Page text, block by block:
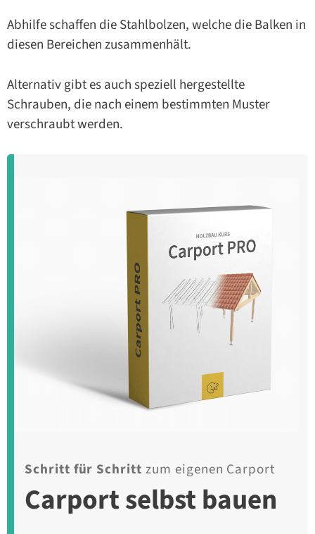
Abhilfe schaffen die Stahlbolzen, welche die Balken in
diesen Bereichen zusammenhält.
Alternativ gibt es auch speziell hergestellte
Schrauben, die nach einem bestimmten Muster
verschraubt werden.
Schritt für Schritt zum eigenen Carport
Carport selbst bauen